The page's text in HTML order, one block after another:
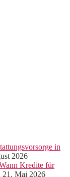
in
2026
Kredite für
21. Mai 2026